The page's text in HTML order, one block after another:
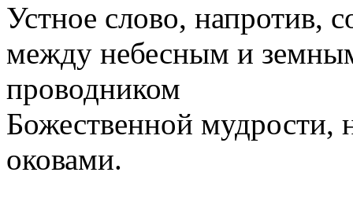
Устное слово, напротив,
между небесным и
проводником
Божественной мудрости,
оковами.